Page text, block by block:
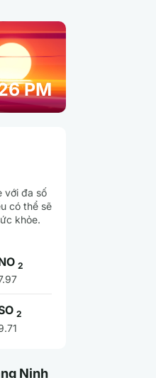
pm
29°PM
với đa số
có thể sẽ
khỏe.
2
2
Ninh